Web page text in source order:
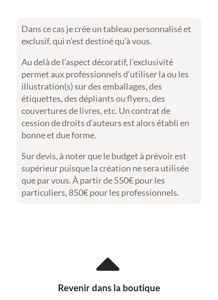
Dans ce cas je crée un tableau personnalisé et
exclusif, qui n’est destiné qu’à vous.
Au delà de l’aspect décoratif, l’exclusivité
permet aux professionnels d’utiliser la ou les
illustration(s) sur des emballages, des
étiquettes, des dépliants ou flyers, des
couvertures de livres, etc. Un contrat de
cession de droits d’auteurs est alors établi en
bonne et due forme.
Sur devis, à noter que le budget à prévoir est
supérieur puisque la création ne sera utilisée
que par vous. À partir de 550€ pour les
particuliers, 850€ pour les professionnels.

Revenir dans la boutique